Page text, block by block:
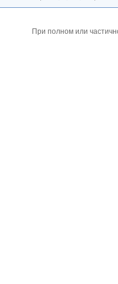
При полном или